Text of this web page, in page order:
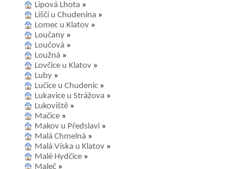
Lipová Lhota »
Liščí u Chudenína »
Lomec u Klatov »
Loučany »
Loučová »
Loužná »
Lovčice u Klatov »
Luby »
Lučice u Chudenic »
Lukavice u Strážova »
Lukoviště »
Mačice »
Makov u Předslavi »
Malá Chmelná »
Malá Víska u Klatov »
Malé Hydčice »
Maleč »